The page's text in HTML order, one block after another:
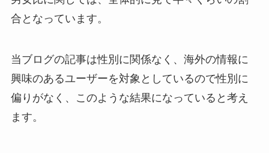
合となっています。
当ブログの記事は性別に関係なく、海外の情報に
興味のあるユーザーを対象としているので性別に
偏りがなく、このような結果になっていると考え
ます。